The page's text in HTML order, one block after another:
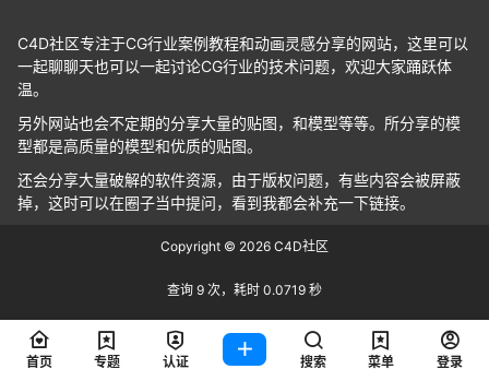
C4D社区专注于CG行业案例教程和动画灵感分享的网站，这里可以
一起聊聊天也可以一起讨论CG行业的技术问题，欢迎大家踊跃体
温。
另外网站也会不定期的分享大量的贴图，和模型等等。所分享的模
型都是高质量的模型和优质的贴图。
还会分享大量破解的软件资源，由于版权问题，有些内容会被屏蔽
掉，这时可以在圈子当中提问，看到我都会补充一下链接。
Copyright © 2026 C4D社区
查询 9 次，耗时 0.0719 秒
首页 专题 认证 搜索 菜单 登录